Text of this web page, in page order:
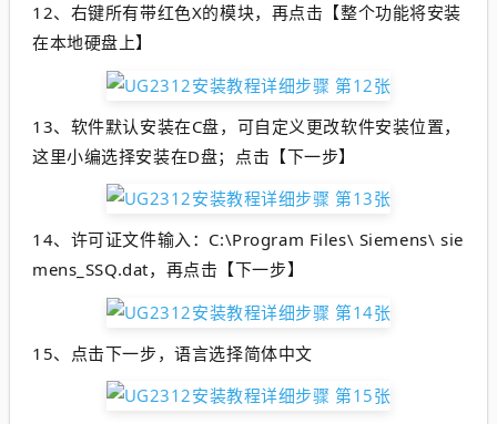
12、 右键所有带红色X的模块，再点击【整个功能将安装
在本地硬盘上】
13、 软件默认安装在C盘，可自定义更改软件安装位置，
这里小编选择安装在D盘；点击【下一步】
14、 许可证文件输入：C:\Program Files\ Siemens\ sie
mens_SSQ.dat，再点击【下一步】
15、点击下一步，语言选择简体中文